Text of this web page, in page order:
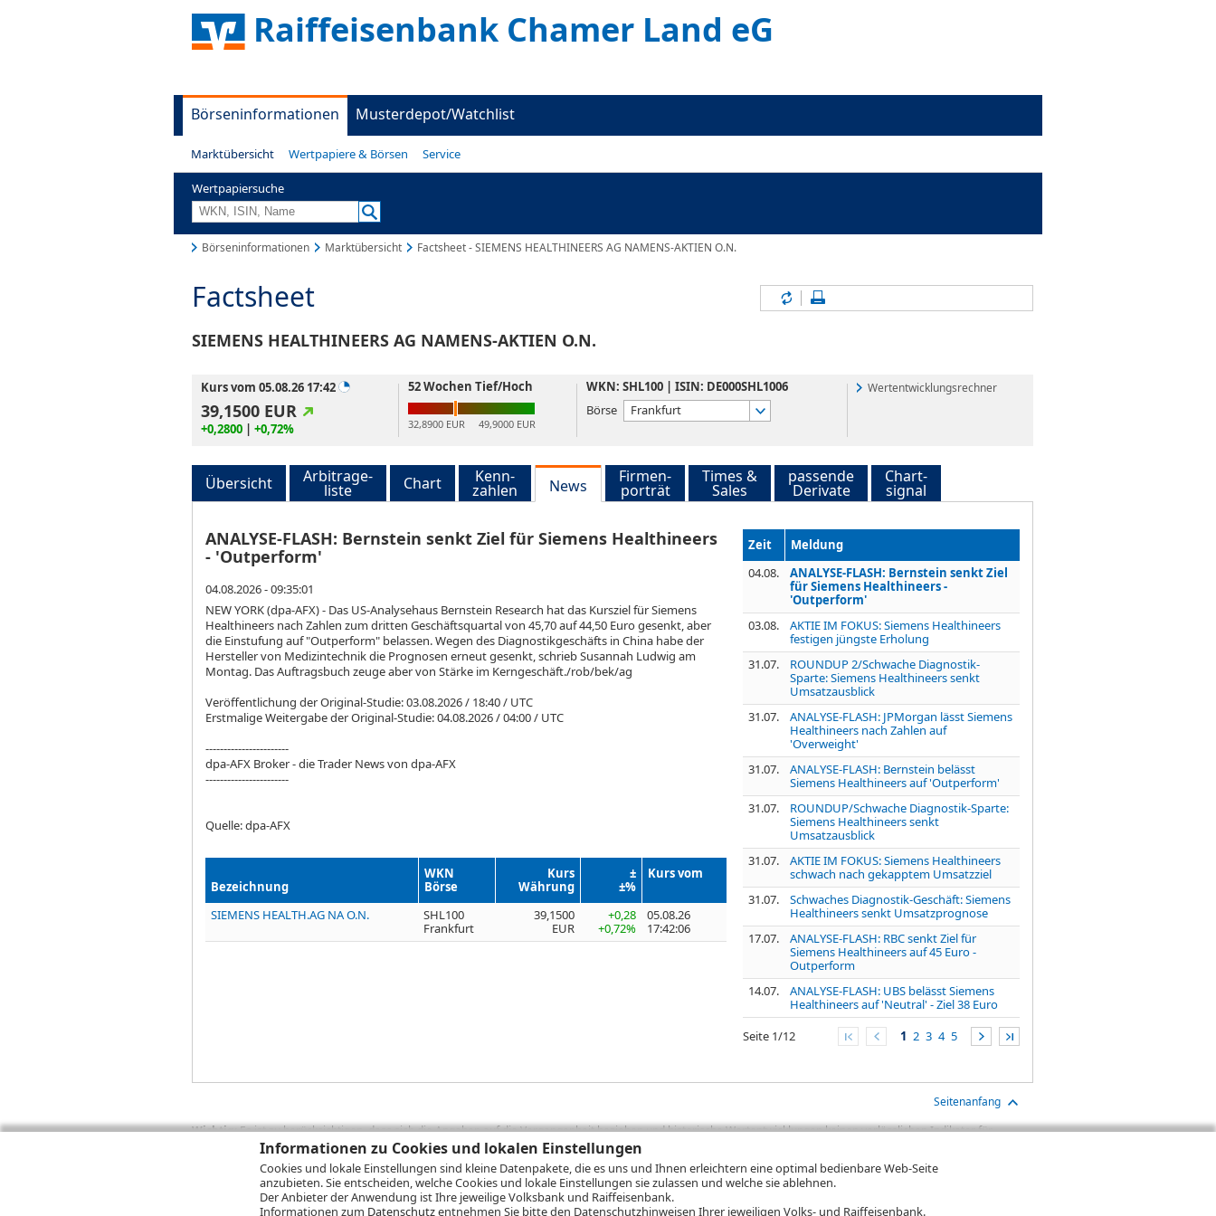
Informationen zu Cookies und lokalen Einstellungen
Cookies und lokale Einstellungen sind kleine Datenpakete, die es uns und Ihnen erleichtern eine optimal bedienbare Web-Seite
anzubieten. Sie entscheiden, welche Cookies und lokale Einstellungen sie zulassen und welche sie ablehnen.
Der Anbieter der Anwendung ist Ihre jeweilige Volksbank und Raiffeisenbank.
Informationen zum Datenschutzentnehmen Sie bitte den Datenschutzhinweisen Ihrer jeweiligen Volks- und Raiffeisenbank.
Raiffeisenbank Chamer Land eG
Börseninformationen Musterdepot/Watchlist
Marktübersicht Wertpapiere & Börsen Service
Wertpapiersuche
Börseninformationen Marktübersicht Factsheet - SIEMENS HEALTHINEERS AG NAMENS-AKTIEN O.N.
Factsheet
SIEMENS HEALTHINEERS AG NAMENS-AKTIEN O.N.
Inhalte aktualisieren
Kurs vom 05.08.26 17:42
39,1500 EUR
+0,2800 | +0,72%
52 Wochen Tief/Hoch
32,8900 EUR 49,9000 EUR
WKN: SHL100 | ISIN: DE000SHL1006
Börse
Frankfurt
Wertentwicklungsrechner
Übersicht Arbitrage-
liste Chart Kenn-
zahlen News Firmen-
porträt
Times &
Sales
passende
Derivate
Chart-
signal
ANALYSE-FLASH: Bernstein senkt Ziel für Siemens Healthineers
- 'Outperform'
04.08.2026 - 09:35:01
NEW YORK (dpa-AFX) - Das US-Analysehaus Bernstein Research hat das Kursziel für Siemens
Healthineers nach Zahlen zum dritten Geschäftsquartal von 45,70 auf 44,50 Euro gesenkt, aber
die Einstufung auf "Outperform" belassen. Wegen des Diagnostikgeschäfts in China habe der
Hersteller von Medizintechnik die Prognosen erneut gesenkt, schrieb Susannah Ludwig am
Montag. Das Auftragsbuch zeuge aber von Stärke im Kerngeschäft./rob/bek/ag
Veröffentlichung der Original-Studie: 03.08.2026 / 18:40 / UTC
Erstmalige Weitergabe der Original-Studie: 04.08.2026 / 04:00 / UTC
-----------------------
dpa-AFX Broker - die Trader News von dpa-AFX
-----------------------
Quelle: dpa-AFX
Bezeichnung
WKN
Börse
Kurs
Währung
±
±%
Kurs vom
SIEMENS HEALTH.AG NA O.N.
SHL100
Frankfurt
39,1500
EUR
+0,28
+0,72%
05.08.26
17:42:06
Zeit
Meldung
04.08.
ANALYSE-FLASH: Bernstein senkt Ziel
für Siemens Healthineers -
'Outperform'
03.08.
AKTIE IM FOKUS: Siemens Healthineers
festigen jüngste Erholung
31.07.
ROUNDUP 2/Schwache Diagnostik-
Sparte: Siemens Healthineers senkt
Umsatzausblick
31.07.
ANALYSE-FLASH: JPMorgan lässt Siemens
Healthineers nach Zahlen auf
'Overweight'
31.07.
ANALYSE-FLASH: Bernstein belässt
Siemens Healthineers auf 'Outperform'
31.07.
ROUNDUP/Schwache Diagnostik-Sparte:
Siemens Healthineers senkt
Umsatzausblick
31.07.
AKTIE IM FOKUS: Siemens Healthineers
schwach nach gekapptem Umsatzziel
31.07.
Schwaches Diagnostik-Geschäft: Siemens
Healthineers senkt Umsatzprognose
17.07.
ANALYSE-FLASH: RBC senkt Ziel für
Siemens Healthineers auf 45 Euro -
Outperform
14.07.
ANALYSE-FLASH: UBS belässt Siemens
Healthineers auf 'Neutral' - Ziel 38 Euro
Seite 1/12 1 2 3 4 5
Seitenanfang
Wichtig:Es ist zu berücksichtigen, dass sich die Angaben auf die Vergangenheit beziehen und historische Wertentwicklungen keinen verlässlichen Indikator für
zukünftige Ergebnisse darstellen. Bei Performanceangaben handelt es sich stets um Bruttowertangaben. Bei Bruttowertangaben sind Transaktionskosten (wie z.B.
Provisionen, Gebühren und andere Entgelte), die beim Erwerb von Wertpapieren in der Regel anfallen, nicht berücksichtigt. Oftmals kommen auch noch
Depotgebühren hinzu. Mit dem Wertentwicklungsrechner können Sie auf den einzelnen Wertpapierseiten Ihre individuell bereinigte Wertentwicklung bzw.
Performance, die sich unter Berücksichtigung sämtlicher Transaktionskosten und etwaigen Depotgebühren ergibt, errechnen. Falls Kurse in Fremdwährung notieren,
kann die Rendite zudem infolge von Währungsschwankungen steigen oder fallen.